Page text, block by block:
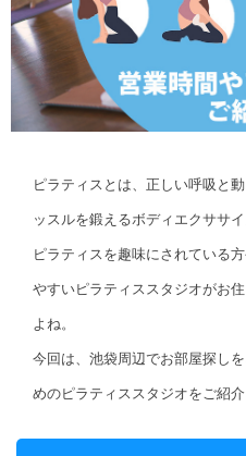
ピラティスとは、正しい呼吸と
ッスルを鍛えるボディエクササイ
ピラティスを趣味にされている
やすいピラティススタジオがお
よね。
今回は、池袋周辺でお部屋探し
めのピラティススタジオをご紹介